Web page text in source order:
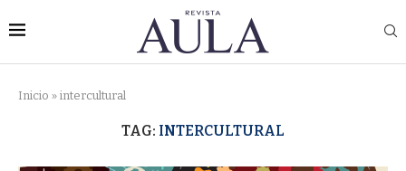
Inicio » intercultural
TAG: INTERCULTURAL